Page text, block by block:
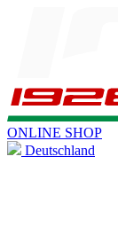
ONLINE SHOP
Deutschland